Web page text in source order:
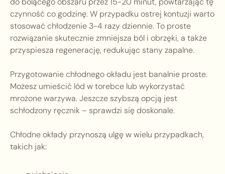
czynność co godzinę. W przypadku ostrej kontuzji warto
stosować chłodzenie 3-4 razy dziennie. To proste
rozwiązanie skutecznie zmniejsza ból i obrzęki, a także
przyspiesza regenerację, redukując stany zapalne.
Przygotowanie chłodnego okładu jest banalnie proste.
Możesz umieścić lód w torebce lub wykorzystać
mrożone warzywa. Jeszcze szybszą opcją jest
schłodzony ręcznik – sprawdzi się doskonale.
Chłodne okłady przynoszą ulgę w wielu przypadkach,
takich jak: